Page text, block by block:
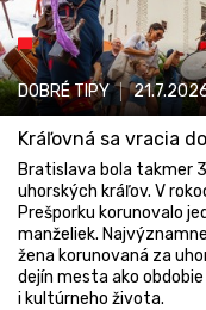
DOBRÉ TIPY
Kráľovná sa vracia
Bratislava bola takmer
uhorských kráľov. V
Prešporku korunovalo
manželiek.
žena korunovaná za
dejín mesta ako
i kultúrneho života.